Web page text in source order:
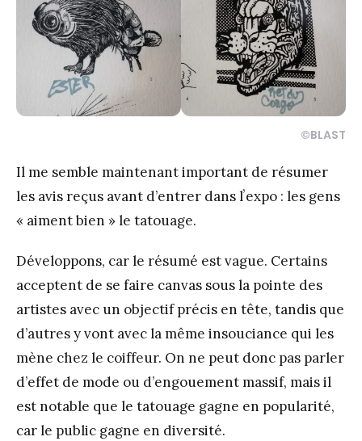
©BLAST
Il me semble maintenant important de résumer
les avis reçus avant d’entrer dans lʼexpo : les gens
« aiment bien » le tatouage.
Développons, car le résumé est vague. Certains
acceptent de se faire canvas sous la pointe des
artistes avec un objectif précis en tête, tandis que
d’autres y vont avec la même insouciance qui les
mène chez le coiffeur. On ne peut donc pas parler
d’effet de mode ou d’engouement massif, mais il
est notable que le tatouage gagne en popularité,
car le public gagne en diversité.